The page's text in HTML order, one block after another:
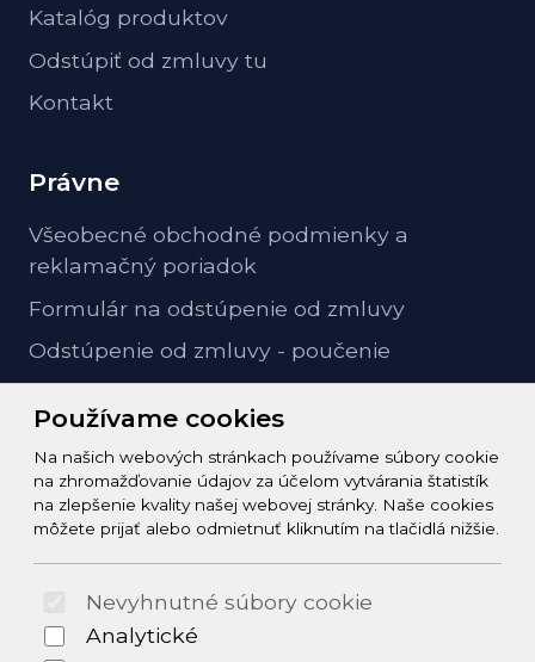
Používame cookies
Na našich webových stránkach používame súbory cookie
na zhromažďovanie údajov za účelom vytvárania štatistík
na zlepšenie kvality našej webovej stránky. Naše cookies
môžete prijať alebo odmietnuť kliknutím na tlačidlá nižšie.
Nevyhnutné súbory cookie
Analytické
Katalóg produktov
Odstúpiť od zmluvy tu
Kontakt
Právne
Všeobecné obchodné podmienky a
reklamačný poriadok
Formulár na odstúpenie od zmluvy
Odstúpenie od zmluvy - poučenie
Kontakt
info@zeleziarstvo-majster.sk
+421456812908
© 2026 Arrabella s.r.o., mayabella s.r.o., Všetky práva